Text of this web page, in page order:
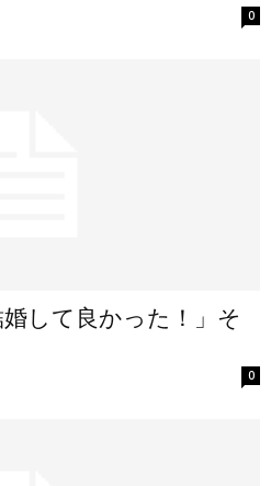
0
婚して良かった！」そ
0